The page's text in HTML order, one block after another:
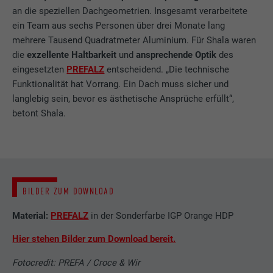
an die speziellen Dachgeometrien. Insgesamt verarbeitete
ein Team aus sechs Personen über drei Monate lang
mehrere Tausend Quadratmeter Aluminium. Für Shala waren
dieexzellente Haltbarkeit undansprechende Optik des
eingesetzten PREFALZ entscheidend. „Die technische
Funktionalität hat Vorrang. Ein Dach muss sicher und
langlebig sein, bevor es ästhetische Ansprüche erfüllt“,
betont Shala.
BILDER ZUM DOWNLOAD
Material: PREFALZ in der Sonderfarbe IGP Orange HDP
Hier stehen Bilder zum Download bereit.
Fotocredit: PREFA / Croce & Wir
Name cookie_optin
Anbieter Sgalinski
12 Monate
Zweck
Dieses Cookie ist essenziell für die Funktion
der Cookie Opt-In Extension. Es muss
Zweck
Registriert eine eindeutige ID, die verwendet
wird, um statistische Daten dazu, wieder
Besucher die Website nutzt, zu generieren.
Name _gat
Anbieter Google Analytics
Name _gid
Anbieter Google Universal Analytics
Laufzeit 1 Tag
Besucher über Websites hinweg beobachten. Wenn diese
Cookies akzeptiert werden, bedarf der Zugriff auf Inhalte von
Videoplattformen und Social-Media-Plattformen keiner
manuellen Einwilligung mehr.
Name NID
Anbieter Google
werden, insbesondere Ihre bevorzugte
angezeigt werden sollen (z. B. 10 oder 20)
und ob der Google SafeSearch-Filter
aktiviert sein soll.
Cookie-Informationen anzeigen